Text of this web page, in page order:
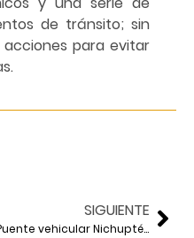
de tránsito; sin
para evitar
SIGUIENTE
Puente vehicular Nichupté: un reto para la ingeniería mexicana